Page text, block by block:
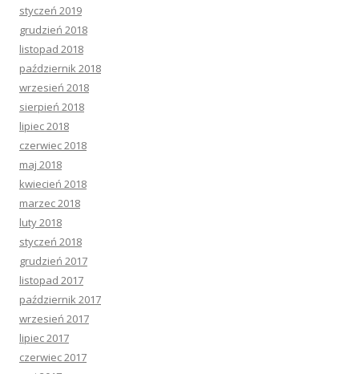
styczeń 2019
grudzień 2018
listopad 2018
październik 2018
wrzesień 2018
sierpień 2018
lipiec 2018
czerwiec 2018
maj 2018
kwiecień 2018
marzec 2018
luty 2018
styczeń 2018
grudzień 2017
listopad 2017
październik 2017
wrzesień 2017
lipiec 2017
czerwiec 2017